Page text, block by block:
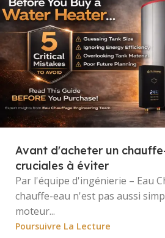
Avant d'acheter un
cruciales à éviter
Par l'équipe d'ingénierie – Eau
chauffe-eau n'est pas aussi
moteur...
Poursuivre La Lecture